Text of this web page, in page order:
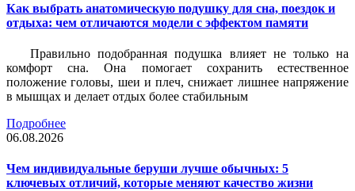
Как выбрать анатомическую подушку для сна, поездок и
отдыха: чем отличаются модели с эффектом памяти
Правильно подобранная подушка влияет не только на
комфорт сна. Она помогает сохранить естественное
положение головы, шеи и плеч, снижает лишнее напряжение
в мышцах и делает отдых более стабильным
Подробнее
06.08.2026
Чем индивидуальные беруши лучше обычных: 5
ключевых отличий, которые меняют качество жизни